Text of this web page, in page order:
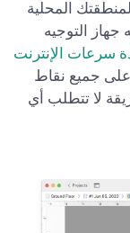
لمنطقتك المحلية
التوجيه
سرعات الإنترنت
جميع نقاط
لا تتطلب أي